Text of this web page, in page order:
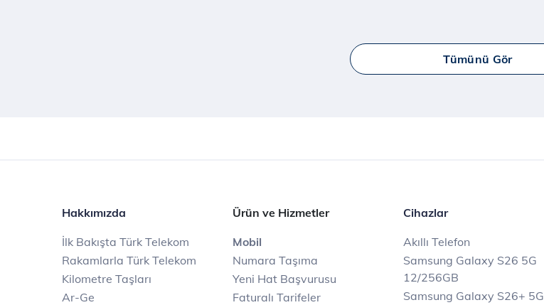
Tümünü Gör
Hakkımızda
İlk Bakışta Türk Telekom
Rakamlarla Türk Telekom
Kilometre Taşları
Ar-Ge
Ürün ve Hizmetler
Mobil
Numara Taşıma
Yeni Hat Başvurusu
Faturalı Tarifeler
Cihazlar
Akıllı Telefon
Samsung Galaxy S26 5G
12/256GB
Samsung Galaxy S26+ 5G